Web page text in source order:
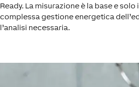
Ready. La misurazione è la base e
complessa gestione energetica
l’analisi necessaria.